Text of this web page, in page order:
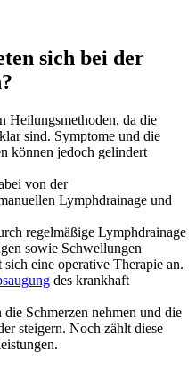
sich bei der
Heilungsmethoden, da die
sind. Symptome und die
können jedoch gelindert
von der
Lymphdrainage und
regelmäßige Lymphdrainage
sowie Schwellungen
eine operative Therapie an.
des krankhaft
Schmerzen nehmen und die
steigern. Noch zählt diese